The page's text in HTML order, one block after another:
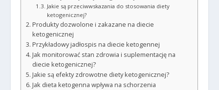
Jakie są przeciwwskazania do stosowania diety
ketogenicznej?
Produkty dozwolone i zakazane na diecie
ketogenicznej
Przykładowy jadłospis na diecie ketogennej
Jak monitorować stan zdrowia i suplementację na
diecie ketogenicznej?
Jakie są efekty zdrowotne diety ketogenicznej?
Jak dieta ketogenna wpływa na schorzenia